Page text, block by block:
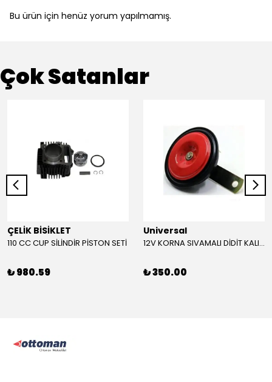
Bu ürün için henüz yorum yapılmamış.
Çok Satanlar
ÇELİK BİSİKLET
110 CC CUP SİLİNDİR PİSTON SETİ
₺ 980.59
Universal
12V KORNA SIVAMALI DİDİT KALIN SESLİ (KIRMIZI)
₺ 350.00